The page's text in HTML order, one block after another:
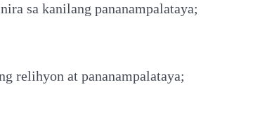
sa kanilang pananampalataya;
relihyon at pananampalataya;